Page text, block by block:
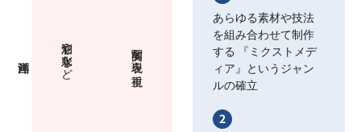
油彩や水彩など 写実的な表現を重視
あらゆる素材や技法
を組み合わせて制作
する 『ミクストメデ
ィア』というジャン
ルの確立